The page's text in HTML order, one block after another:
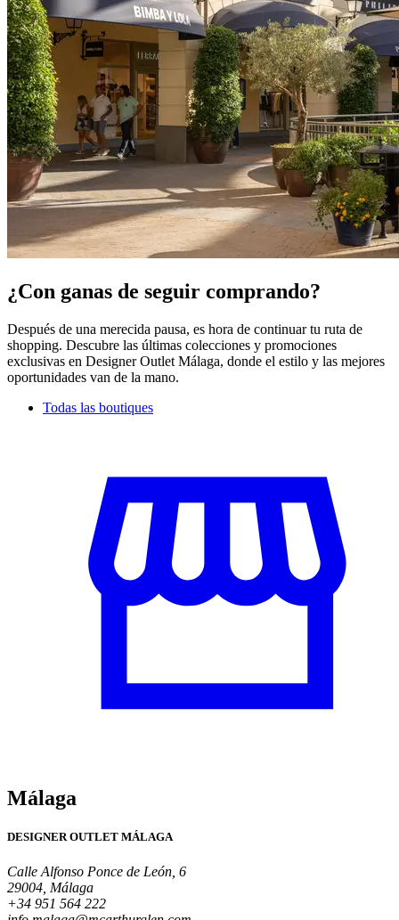
¿Con ganas de seguir comprando?
Después de una merecida pausa, es hora de continuar tu ruta de
shopping. Descubre las últimas colecciones y promociones
exclusivas en Designer Outlet Málaga, donde el estilo y las mejores
oportunidades van de la mano.
Todas las boutiques
Málaga
DESIGNER OUTLET MÁLAGA
Calle Alfonso Ponce de León, 6
29004, Málaga
+34 951 564 222